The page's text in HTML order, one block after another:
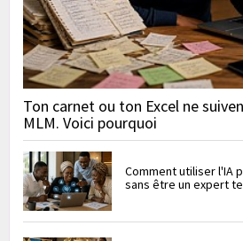
Ton carnet ou ton Excel ne
MLM. Voici pourquoi
Comment utiliser l'IA
sans être un expert